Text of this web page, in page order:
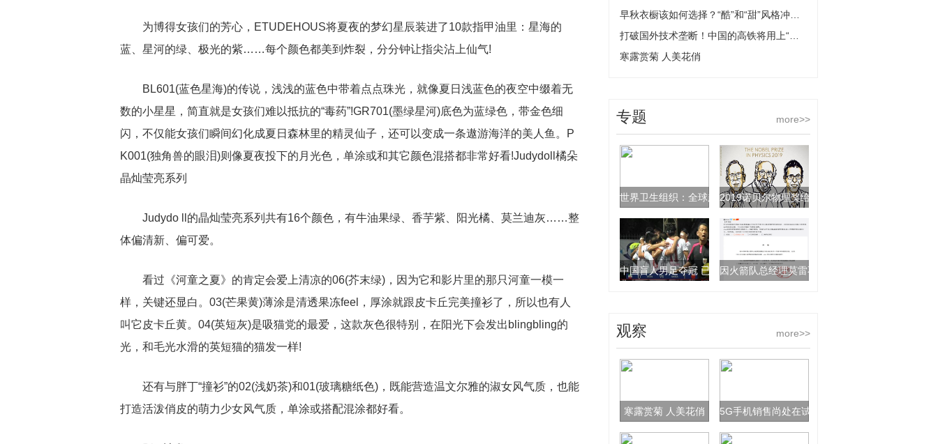
为博得女孩们的芳心，ETUDEHOUS将夏夜的梦幻星辰装进了10款指甲油里：星海的
蓝、星河的绿、极光的紫……每个颜色都美到炸裂，分分钟让指尖沾上仙气!
BL601(蓝色星海)的传说，浅浅的蓝色中带着点点珠光，就像夏日浅蓝色的夜空中缀着无
数的小星星，简直就是女孩们难以抵抗的“毒药”!GR701(墨绿星河)底色为蓝绿色，带金色细
闪，不仅能女孩们瞬间幻化成夏日森林里的精灵仙子，还可以变成一条遨游海洋的美人鱼。P
K001(独角兽的眼泪)则像夏夜投下的月光色，单涂或和其它颜色混搭都非常好看!Judydoll橘朵
晶灿莹亮系列
Judydo ll的晶灿莹亮系列共有16个颜色，有牛油果绿、香芋紫、阳光橘、莫兰迪灰……整
体偏清新、偏可爱。
看过《河童之夏》的肯定会爱上清凉的06(芥末绿)，因为它和影片里的那只河童一模一
样，关键还显白。03(芒果黄)薄涂是清透果冻feel，厚涂就跟皮卡丘完美撞衫了，所以也有人
叫它皮卡丘黄。04(英短灰)是吸猫党的最爱，这款灰色很特别，在阳光下会发出blingbling的
光，和毛光水滑的英短猫的猫发一样!
还有与胖丁“撞衫”的02(浅奶茶)和01(玻璃糖纸色)，既能营造温文尔雅的淑女风气质，也能
打造活泼俏皮的萌力少女风气质，单涂或搭配混涂都好看。
寒露赏菊 人美花俏
more>>
专题
世界卫生组织：全球超过22亿人失明或存在视力障碍
2019诺贝尔物理奖给了三位天体物理学家
中国盲人男足夺冠 已是第六次站上亚洲之巅因火箭队总经理莫雷不当言论 vivo终止NBA合作
more>>
观察
寒露赏菊 人美花俏 5G手机销售尚处在试水阶段 何时才能迎来井喷式